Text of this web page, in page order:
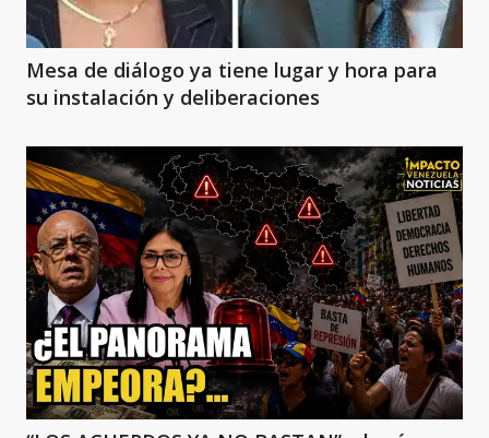
Mesa de diálogo ya tiene lugar y hora para
su instalación y deliberaciones